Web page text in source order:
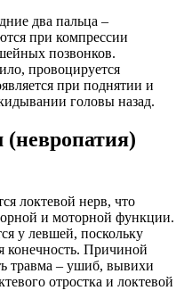
два пальца –
при компрессии
позвонков.
провоцируется
при поднятии и
головы назад.
локтевой нерв, что
и моторной функции.
у левшей, поскольку
конечность. Причиной
травма – ушиб, вывихи
отростка и локтевой